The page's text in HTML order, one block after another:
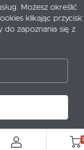
Możesz określić
klikając przycisk
do zapoznania się z